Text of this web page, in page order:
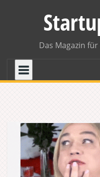
Das Magazin